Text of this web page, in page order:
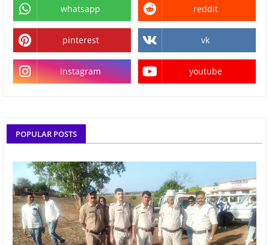
whatsapp reddit
pinterest vk
instagram youtube
POPULAR POSTS